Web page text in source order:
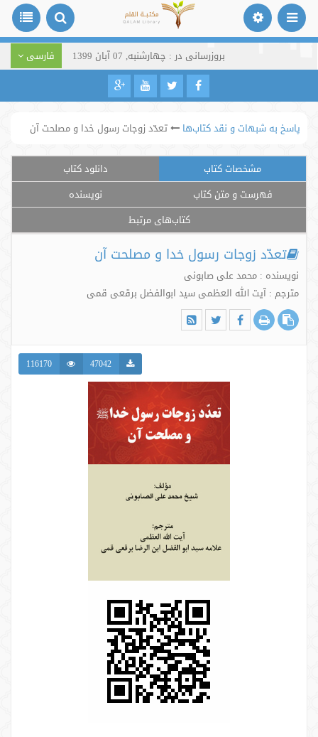
بروزرسانی در : چهارشنبه, 07 آبان 1399 فارسی
پاسخ به شبهات و نقد کتاب‌ها تعدّد زوجات رسول خدا و مصلحت آن
مشخصات کتاب
دانلود کتاب
فهرست و متن کتاب
نویسنده
کتاب‌های مرتبط
تعدّد زوجات رسول خدا و مصلحت آن
نویسنده : محمد علی صابونی
مترجم : آیت الله العظمی سید ابوالفضل برقعی قمی
47042
116170